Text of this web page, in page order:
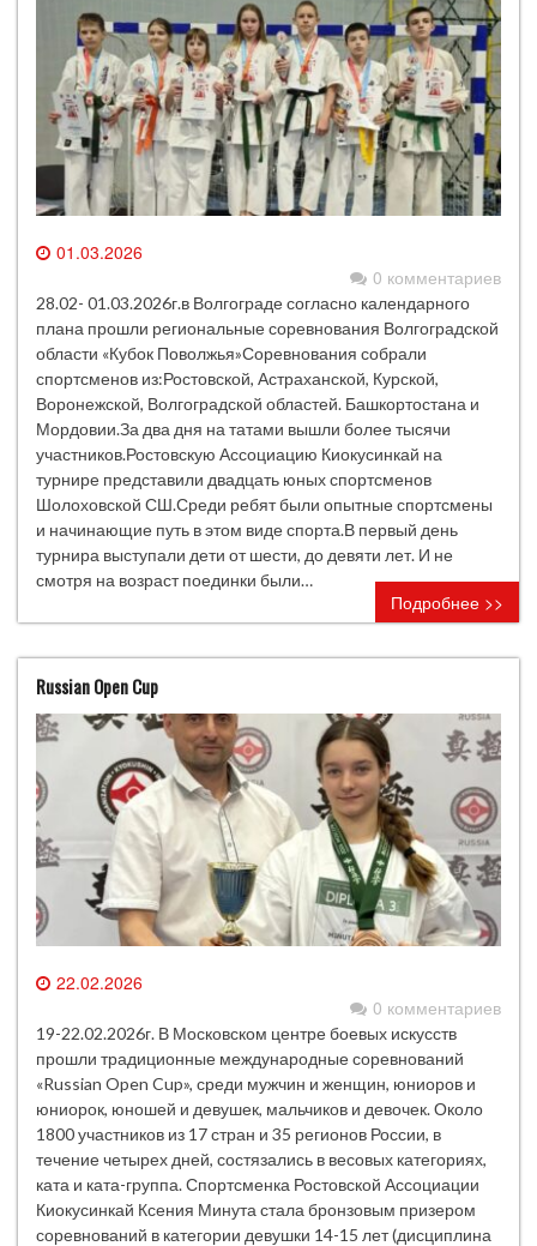
01.03.2026
0 комментариев
28.02- 01.03.2026г.в Волгограде согласно календарного
плана прошли региональные соревнования Волгоградской
области «Кубок Поволжья»Соревнования собрали
спортсменов из:Ростовской, Астраханской, Курской,
Воронежской, Волгоградской областей. Башкортостана и
Мордовии.За два дня на татами вышли более тысячи
участников.Ростовскую Ассоциацию Киокусинкай на
турнире представили двадцать юных спортсменов
Шолоховской СШ.Среди ребят были опытные спортсмены
и начинающие путь в этом виде спорта.В первый день
турнира выступали дети от шести, до девяти лет. И не
смотря на возраст поединки были…
Подробнее >>
Russian Open Cup
22.02.2026
0 комментариев
19-22.02.2026г. В Московском центре боевых искусств
прошли традиционные международные соревнований
«Russian Open Cup», среди мужчин и женщин, юниоров и
юниорок, юношей и девушек, мальчиков и девочек. Около
1800 участников из 17 стран и 35 регионов России, в
течение четырех дней, состязались в весовых категориях,
ката и ката-группа. Спортсменка Ростовской Ассоциации
Киокусинкай Ксения Минута стала бронзовым призером
соревнований в категории девушки 14-15 лет (дисциплина